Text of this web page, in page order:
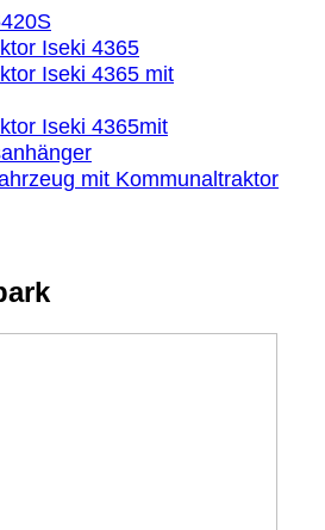
Iseki 4365
Iseki 4365 mit
Iseki 4365mit
mit Kommunaltraktor